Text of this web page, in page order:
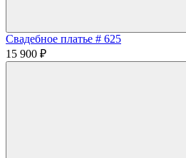
Свадебное платье # 625
15 900 ₽